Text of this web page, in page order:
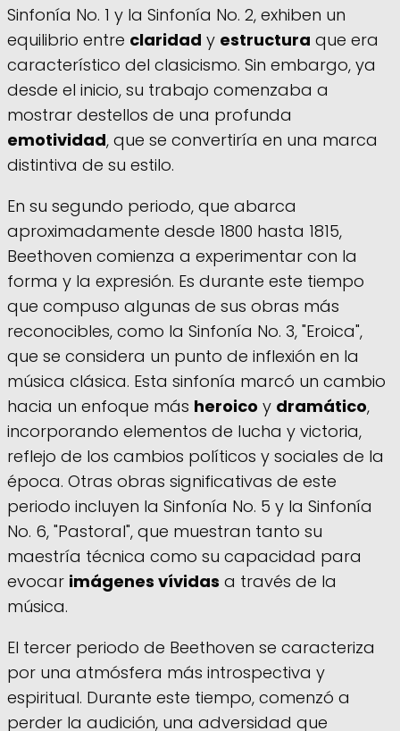
Sinfonía No. 1 y la Sinfonía No. 2, exhiben un
equilibrio entre claridad y estructura que era
característico del clasicismo. Sin embargo, ya
desde el inicio, su trabajo comenzaba a
mostrar destellos de una profunda
emotividad, que se convertiría en una marca
distintiva de su estilo.
En su segundo periodo, que abarca
aproximadamente desde 1800 hasta 1815,
Beethoven comienza a experimentar con la
forma y la expresión. Es durante este tiempo
que compuso algunas de sus obras más
reconocibles, como la Sinfonía No. 3, "Eroica",
que se considera un punto de inflexión en la
música clásica. Esta sinfonía marcó un cambio
hacia un enfoque más heroico y dramático,
incorporando elementos de lucha y victoria,
reflejo de los cambios políticos y sociales de la
época. Otras obras significativas de este
periodo incluyen la Sinfonía No. 5 y la Sinfonía
No. 6, "Pastoral", que muestran tanto su
maestría técnica como su capacidad para
evocar imágenes vívidas a través de la
música.
El tercer periodo de Beethoven se caracteriza
por una atmósfera más introspectiva y
espiritual. Durante este tiempo, comenzó a
perder la audición, una adversidad que